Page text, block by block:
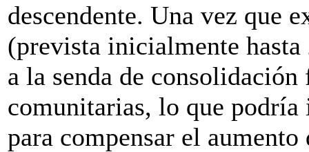
descendente. Una vez que
(prevista inicialmente
a la senda de
comunitarias, lo que
para compensar el